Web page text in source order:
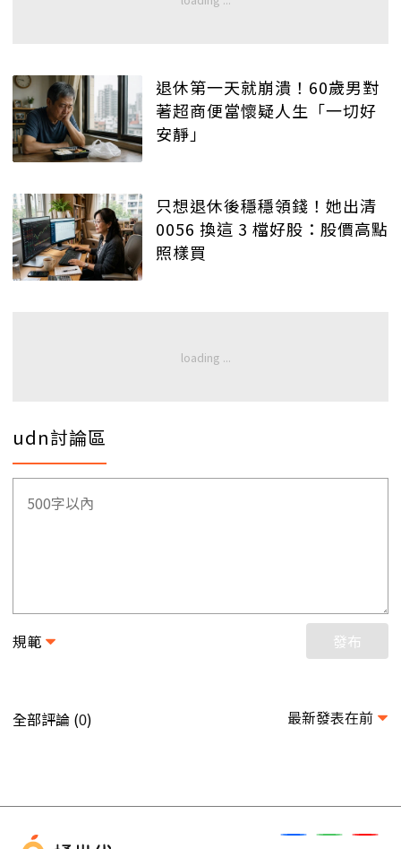
退休第一天就崩潰！60歲男對
著超商便當懷疑人生「一切好
安靜」
只想退休後穩穩領錢！她出清
0056 換這 3 檔好股：股價高點
照樣買
udn討論區
規範 發布
全部評論 (0) 最新發表在前